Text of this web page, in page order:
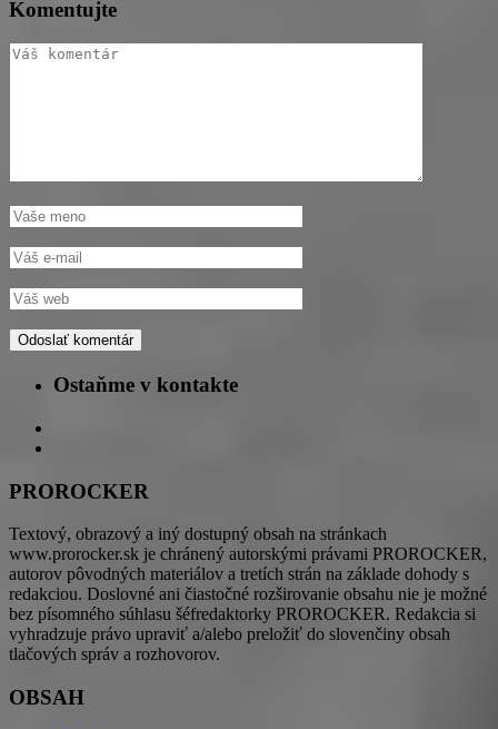
Komentujte
Ostaňme v kontakte
PROROCKER
Textový, obrazový a iný dostupný obsah na stránkach
www.prorocker.sk je chránený autorskými právami PROROCKER,
autorov pôvodných materiálov a tretích strán na základe dohody s
redakciou. Doslovné ani čiastočné rozširovanie obsahu nie je možné
bez písomného súhlasu šéfredaktorky PROROCKER. Redakcia si
vyhradzuje právo upraviť a/alebo preložiť do slovenčiny obsah
tlačových správ a rozhovorov.
OBSAH